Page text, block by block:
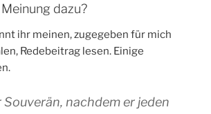
dazu?
ihr meinen, zugegeben für mich
Redebeitrag lesen. Einige
nachdem er jeden